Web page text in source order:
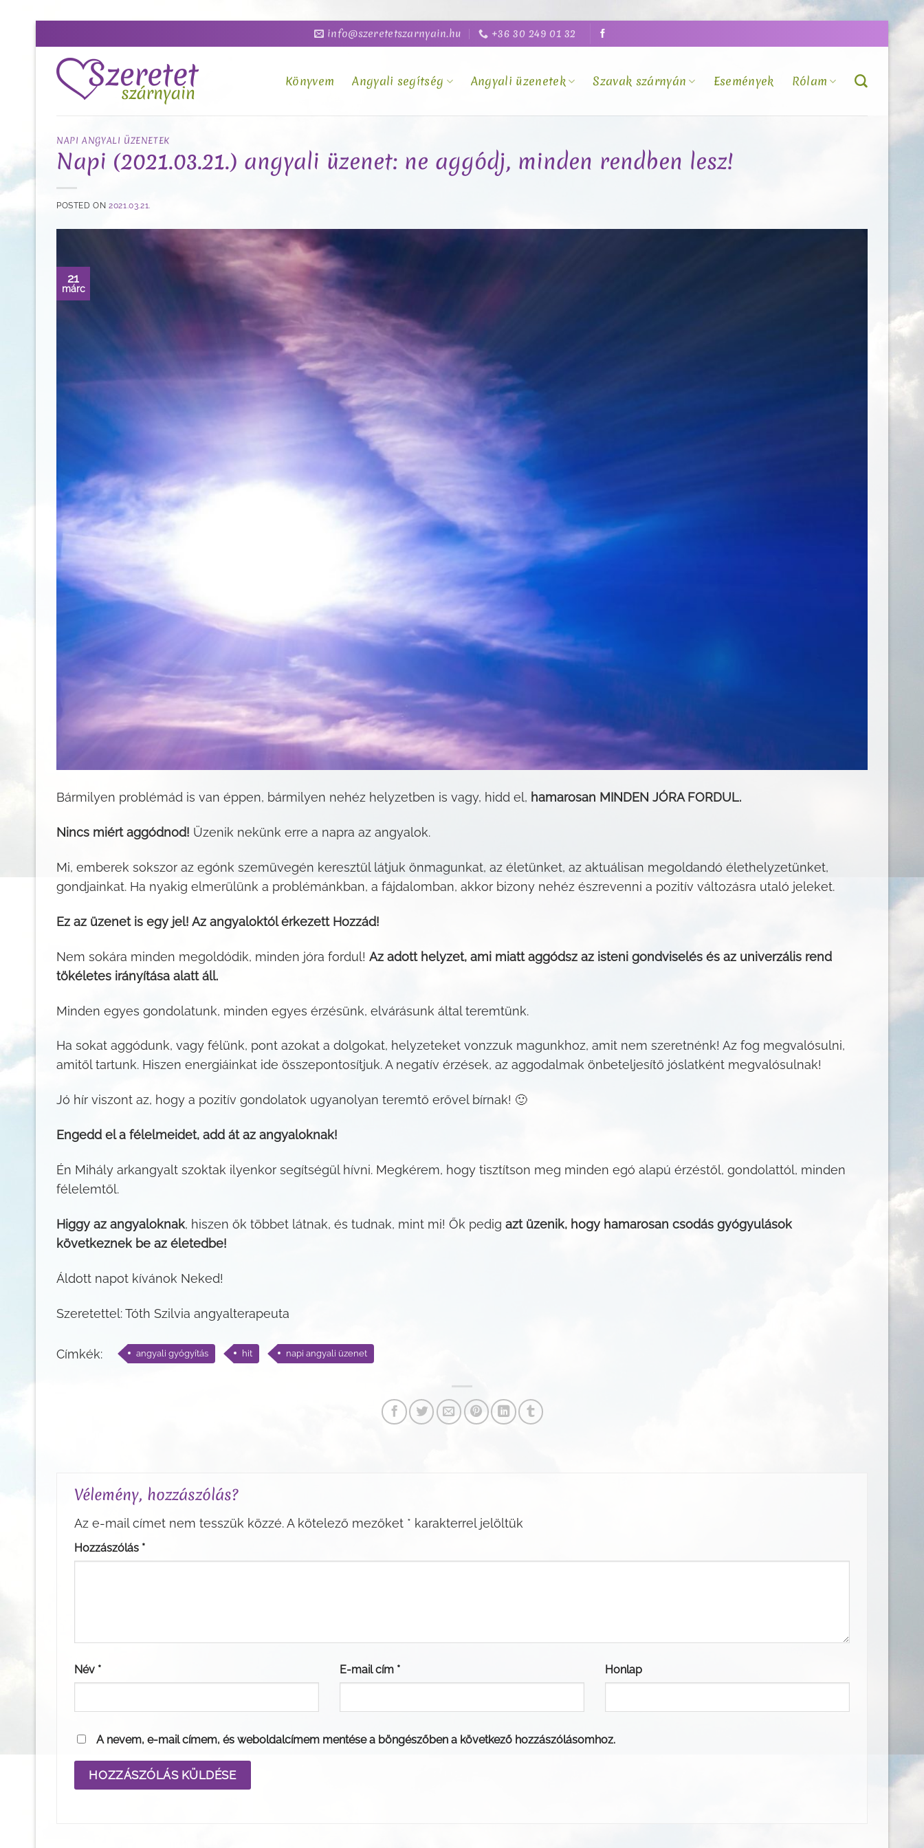
to
content
info@szeretetszarnyain.hu +36 30 249 01 32
Könyvem Angyali segítség Angyali üzenetek Szavak szárnyán Események Rólam
NAPI ANGYALI ÜZENETEK
Napi (2021.03.21.) angyali üzenet: ne aggódj, minden rendben lesz!
POSTED ON2021.03.21.
21
márc
Bármilyen problémád is van éppen, bármilyen nehéz helyzetben is vagy, hidd el, hamarosan MINDEN JÓRA FORDUL.
Nincs miért aggódnod! Üzenik nekünk erre a napra az angyalok.
Mi, emberek sokszor az egónk szemüvegén keresztül látjuk önmagunkat, az életünket, az aktuálisan megoldandó élethelyzetünket,
gondjainkat. Ha nyakig elmerülünk a problémánkban, a fájdalomban, akkor bizony nehéz észrevenni a pozitív változásra utaló jeleket.
Ez az üzenet is egy jel! Az angyaloktól érkezett Hozzád!
Nem sokára minden megoldódik, minden jóra fordul! Az adott helyzet, ami miatt aggódsz az isteni gondviselés és az univerzális rend
tökéletes irányítása alatt áll.
Minden egyes gondolatunk, minden egyes érzésünk, elvárásunk által teremtünk.
Ha sokat aggódunk, vagy félünk, pont azokat a dolgokat, helyzeteket vonzzuk magunkhoz, amit nem szeretnénk! Az fog megvalósulni,
amitől tartunk. Hiszen energiáinkat ide összepontosítjuk. A negatív érzések, az aggodalmak önbeteljesítő jóslatként megvalósulnak!
Jó hír viszont az, hogy a pozitív gondolatok ugyanolyan teremtő erővel bírnak! 🙂
Engedd el a félelmeidet, add át az angyaloknak!
Én Mihály arkangyalt szoktak ilyenkor segítségül hívni. Megkérem, hogy tisztítson meg minden egó alapú érzéstől, gondolattól, minden
félelemtől.
Higgy az angyaloknak, hiszen ők többet látnak, és tudnak, mint mi! Ők pedig azt üzenik, hogy hamarosan csodás gyógyulások
következnek be az életedbe!
Áldott napot kívánok Neked!
Szeretettel: Tóth Szilvia angyalterapeuta
Címkék: angyali gyógyítás hit napi angyali üzenet
Vélemény, hozzászólás?
Az e-mail címet nem tesszük közzé.A kötelező mezőket * karakterrel jelöltük
Hozzászólás *
Név * E-mail cím * Honlap
A nevem, e-mail címem, és weboldalcímem mentése a böngészőben a következő hozzászólásomhoz.